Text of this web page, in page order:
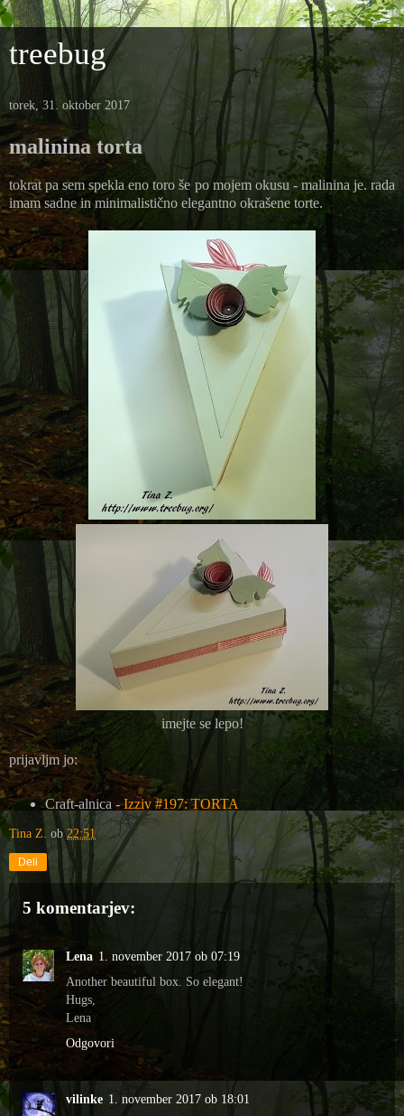
treebug
torek, 31. oktober 2017
malinina torta
tokrat pa sem spekla eno toro še po mojem okusu - malinina je. rada
imam sadne in minimalistično elegantno okrašene torte.
imejte se lepo!
prijavljm jo:
Craft-alnica -Izziv #197: TORTA
Tina Z. ob22:51
Deli
5 komentarjev:
Lena 1. november 2017 ob 07:19
Another beautiful box. So elegant!
Hugs,
Lena
Odgovori
vilinke 1. november 2017 ob 18:01